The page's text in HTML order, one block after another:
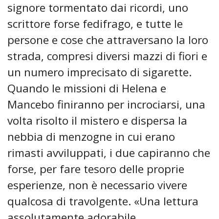
signore tormentato dai ricordi, uno
scrittore forse fedifrago, e tutte le
persone e cose che attraversano la loro
strada, compresi diversi mazzi di fiori e
un numero imprecisato di sigarette.
Quando le missioni di Helena e
Mancebo finiranno per incrociarsi, una
volta risolto il mistero e dispersa la
nebbia di menzogne in cui erano
rimasti avviluppati, i due capiranno che
forse, per fare tesoro delle proprie
esperienze, non è necessario vivere
qualcosa di travolgente. «Una lettura